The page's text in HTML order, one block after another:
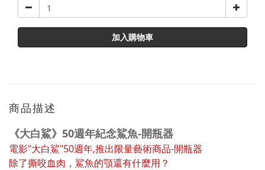
加入購物車
商品描述
《大白鯊》50週年紀念鯊魚-開瓶器
電影"大白鯊"50週年,推出限量藝術商品-開瓶器
除了撕咬血肉，鯊魚的顎還有什麼用？